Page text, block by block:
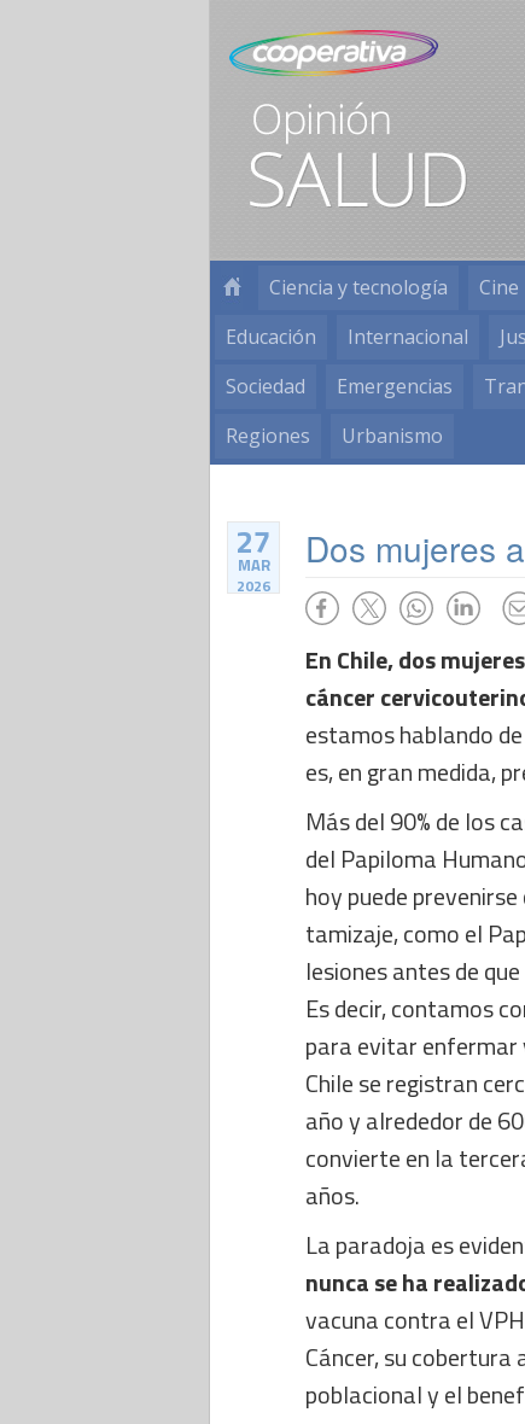
Ciencia y tecnología Cine
Educación
Internacional
Sociedad
Emergencias
Regiones
Urbanismo
27
MAR
2026
Dos mujeres
En Chile, dos
cáncer
estamos hablando
es, en gran medida,
Más del 90% de los
del Papiloma
hoy puede
tamizaje, como el
lesiones antes de
Es decir, contamos
para evitar enfermar
Chile se registran
año y alrededor de
convierte en la
años.
La paradoja es
nunca se ha
vacuna contra el
Cáncer, su
poblacional y el